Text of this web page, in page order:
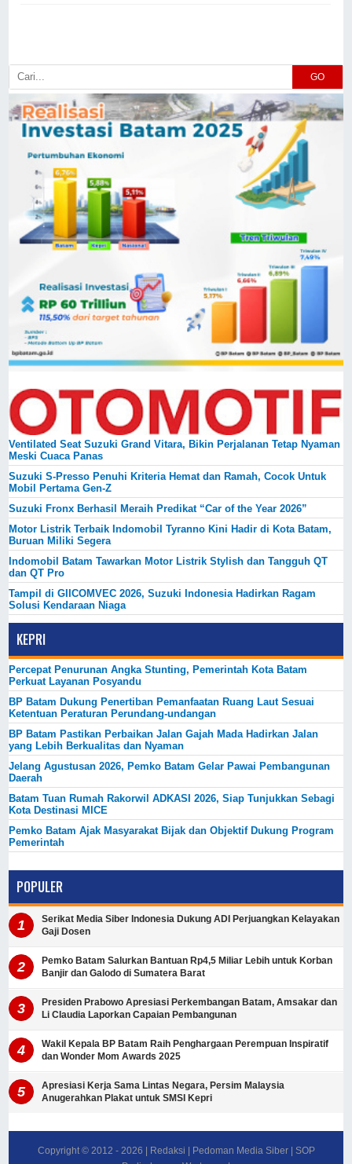
GO
Ventilated Seat Suzuki Grand Vitara, Bikin Perjalanan Tetap Nyaman
Meski Cuaca Panas
Suzuki S-Presso Penuhi Kriteria Hemat dan Ramah, Cocok Untuk
Mobil Pertama Gen-Z
Suzuki Fronx Berhasil Meraih Predikat “Car of the Year 2026”
Motor Listrik Terbaik Indomobil Tyranno Kini Hadir di Kota Batam,
Buruan Miliki Segera
Indomobil Batam Tawarkan Motor Listrik Stylish dan Tangguh QT
dan QT Pro
Tampil di GIICOMVEC 2026, Suzuki Indonesia Hadirkan Ragam
Solusi Kendaraan Niaga
KEPRI
Percepat Penurunan Angka Stunting, Pemerintah Kota Batam
Perkuat Layanan Posyandu
BP Batam Dukung Penertiban Pemanfaatan Ruang Laut Sesuai
Ketentuan Peraturan Perundang-undangan
BP Batam Pastikan Perbaikan Jalan Gajah Mada Hadirkan Jalan
yang Lebih Berkualitas dan Nyaman
Jelang Agustusan 2026, Pemko Batam Gelar Pawai Pembangunan
Daerah
Batam Tuan Rumah Rakorwil ADKASI 2026, Siap Tunjukkan Sebagi
Kota Destinasi MICE
Pemko Batam Ajak Masyarakat Bijak dan Objektif Dukung Program
Pemerintah
POPULER
Serikat Media Siber Indonesia Dukung ADI Perjuangkan Kelayakan
Gaji Dosen
Pemko Batam Salurkan Bantuan Rp4,5 Miliar Lebih untuk Korban
Banjir dan Galodo di Sumatera Barat
Presiden Prabowo Apresiasi Perkembangan Batam, Amsakar dan
Li Claudia Laporkan Capaian Pembangunan
Wakil Kepala BP Batam Raih Penghargaan Perempuan Inspiratif
dan Wonder Mom Awards 2025
Apresiasi Kerja Sama Lintas Negara, Persim Malaysia
Anugerahkan Plakat untuk SMSI Kepri
Copyright © 2012 - 2026 Redaksi Pedoman Media Siber|
SOP